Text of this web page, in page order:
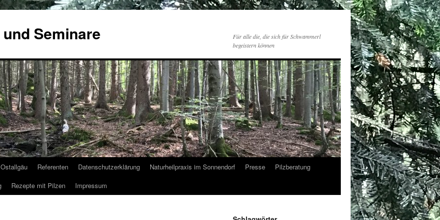
Seminare
Für alle die, die sich für Schwammerl
begeistern können
Referenten Datenschutzerklärung Naturheilpraxis im Sonnendorf Presse
Pilzberatung
Rezepte mit Pilzen Impressum